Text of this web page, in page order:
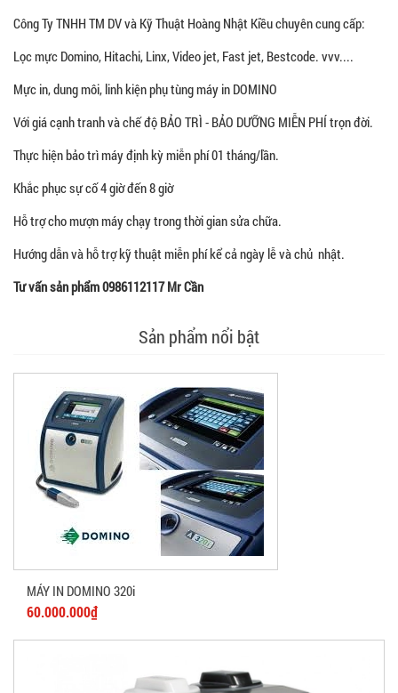
Công Ty TNHH TM DV và Kỹ Thuật Hoàng Nhật Kiều chuyên cung cấp:
Lọc mực Domino, Hitachi, Linx, Video jet, Fast jet, Bestcode. vvv....
Mực in, dung môi, linh kiện phụ tùng máy in DOMINO
Với giá cạnh tranh và chế độ BẢO TRÌ - BẢO DƯỠNG MIỄN PHÍ trọn đời.
Thực hiện bảo trì máy định kỳ miễn phí 01 tháng/lần.
Khắc phục sự cố 4 giờ đến 8 giờ
Hỗ trợ cho mượn máy chạy trong thời gian sửa chữa.
Hướng dẫn và hỗ trợ kỹ thuật miễn phí kể cả ngày lễ và chủ nhật.
Tư vấn sản phẩm 0986112117 Mr Cần
Sản phẩm nổi bật
MÁY IN DOMINO 320i
60.000.000₫